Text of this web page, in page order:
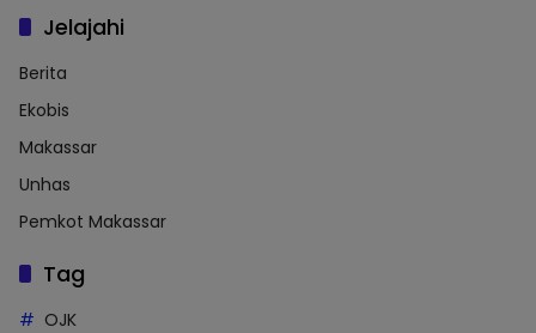
Jelajahi
Berita
Ekobis
Makassar
Unhas
Pemkot Makassar
Tag
OJK